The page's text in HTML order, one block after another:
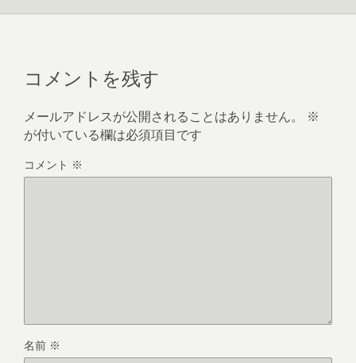
コメントを残す
メールアドレスが公開されることはありません。
※
が付いている欄は必須項目です
コメント ※
名前 ※